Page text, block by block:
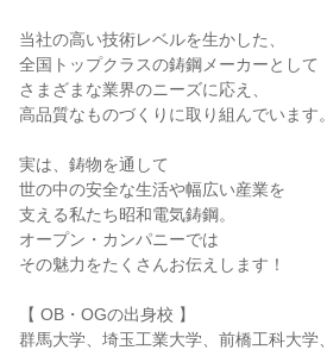
当社の高い技術レベルを生かした、
全国トップクラスの鋳鋼メーカーとして
さまざまな業界のニーズに応え、
高品質なものづくりに取り組んでいます。
実は、鋳物を通して
世の中の安全な生活や幅広い産業を
支える私たち昭和電気鋳鋼。
オープン・カンパニーでは
その魅力をたくさんお伝えします！
【 OB・OGの出身校 】
群馬大学、埼玉工業大学、前橋工科大学、